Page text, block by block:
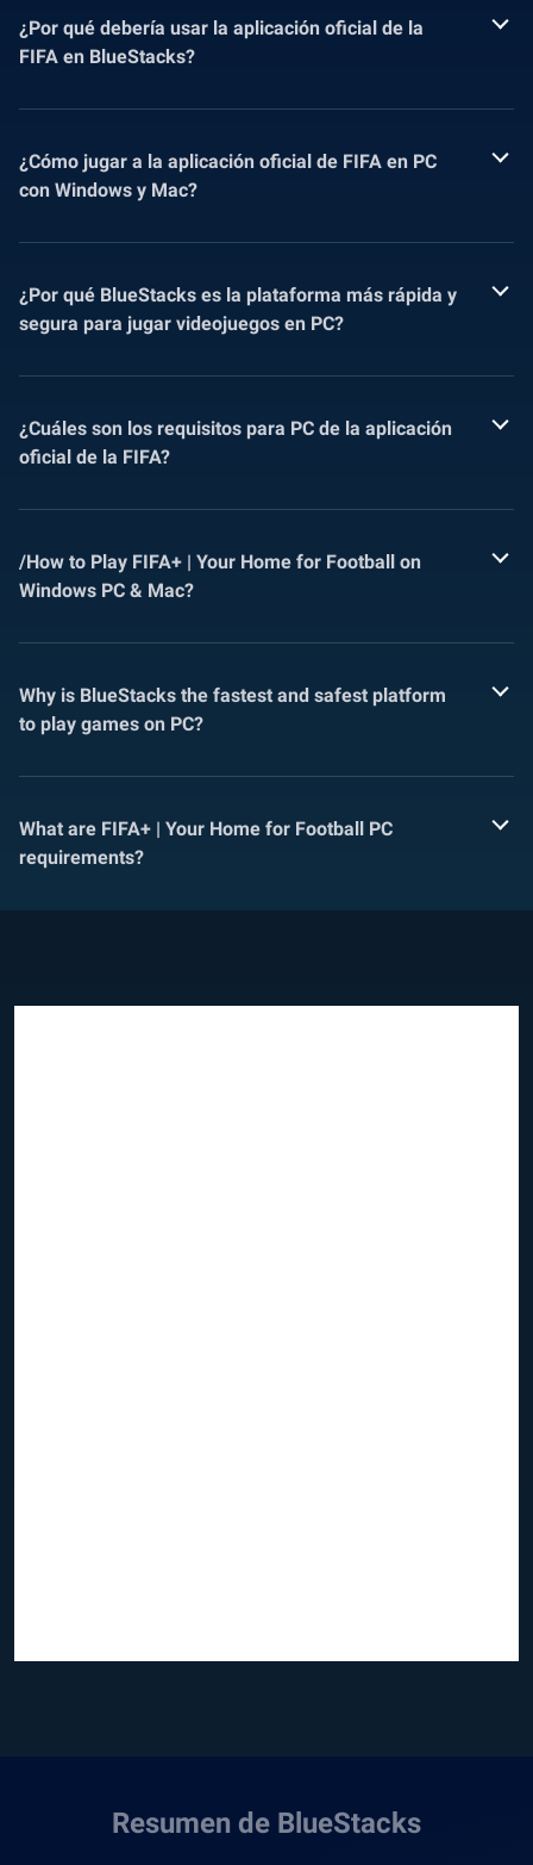
¿Por qué debería usar la aplicación oficial de la
FIFA en BlueStacks?
¿Cómo jugar a la aplicación oficial de FIFA en PC
con Windows y Mac?
¿Por qué BlueStacks es la plataforma más rápida y
segura para jugar videojuegos en PC?
¿Cuáles son los requisitos para PC de la aplicación
oficial de la FIFA?
/How to Play FIFA+ | Your Home for Football on
Windows PC & Mac?
Why is BlueStacks the fastest and safest platform
to play games on PC?
What are FIFA+ | Your Home for Football PC
requirements?
Resumen de BlueStacks